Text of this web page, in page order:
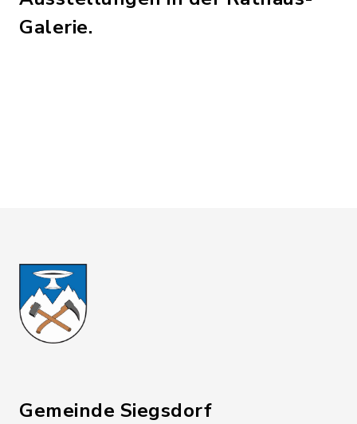
Galerie.
Gemeinde Siegsdorf